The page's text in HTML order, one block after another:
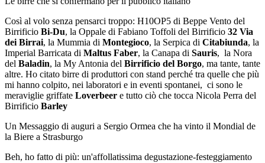
Così al volo senza pensarci troppo: H10OP5 di Beppe Vento del
Birrificio Bi-Du, la Oppale di Fabiano Toffoli del Birrificio 32 Via
dei Birrai, la Mummia di Montegioco, la Serpica di Citabiunda, la
Imperial Barricata di Maltus Faber, la Canapa di Sauris, la Nora
del Baladin, la My Antonia del Birrificio del Borgo, ma tante, tante
altre. Ho citato birre di produttori con stand perché tra quelle che più
mi hanno colpito, nei laboratori e in eventi spontanei, ci sono le
meraviglie griffate Loverbeer e tutto ciò che tocca Nicola Perra del
Birrificio Barley
Un Messaggio di auguri a Sergio Ormea che ha vinto il Mondial de
la Biere a Strasburgo
Beh, ho fatto di più: un'affollatissima degustazione-festeggiamento